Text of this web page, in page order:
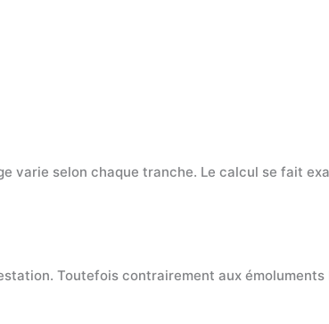
varie selon chaque tranche. Le calcul se fait
Toutefois contrairement aux